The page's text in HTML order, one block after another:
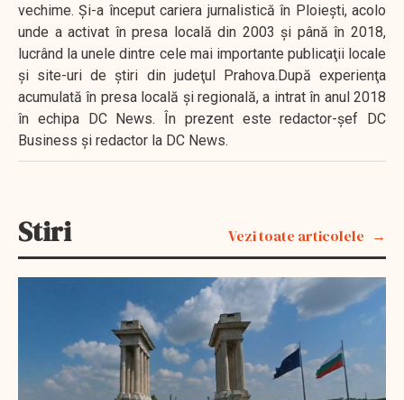
vechime. Şi-a început cariera jurnalistică în Ploieşti, acolo
unde a activat în presa locală din 2003 şi până în 2018,
lucrând la unele dintre cele mai importante publicaţii locale
şi site-uri de ştiri din judeţul Prahova.După experienţa
acumulată în presa locală şi regională, a intrat în anul 2018
în echipa DC News. În prezent este redactor-şef DC
Business şi redactor la DC News.
Stiri Vezi toate articolele